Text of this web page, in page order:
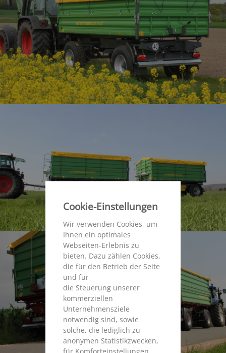
Cookie-Einstellungen
Wir verwenden Cookies, um
Ihnen ein optimales
Webseiten-Erlebnis zu
bieten. Dazu zählen Cookies,
die für den Betrieb der Seite
und für
die Steuerung unserer
kommerziellen
Unternehmensziele
notwendig sind, sowie
solche, die lediglich zu
anonymen Statistikzwecken,